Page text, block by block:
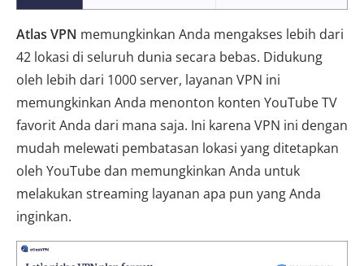
Atlas VPN memungkinkan Anda mengakses lebih dari
42 lokasi di seluruh dunia secara bebas. Didukung
oleh lebih dari 1000 server, layanan VPN ini
memungkinkan Anda menonton konten YouTube TV
favorit Anda dari mana saja. Ini karena VPN ini dengan
mudah melewati pembatasan lokasi yang ditetapkan
oleh YouTube dan memungkinkan Anda untuk
melakukan streaming layanan apa pun yang Anda
inginkan.